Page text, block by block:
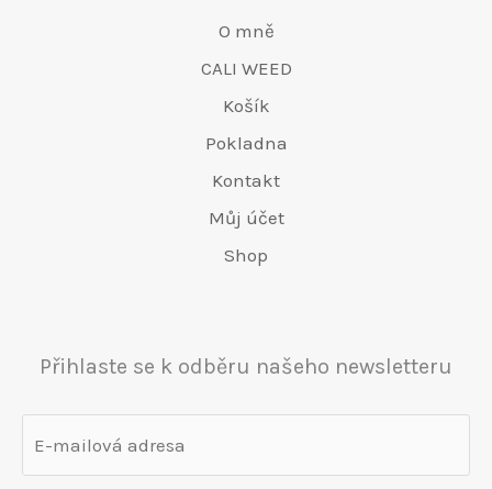
O mně
CALI WEED
Košík
Pokladna
Kontakt
Můj účet
Shop
Přihlaste se k odběru našeho newsletteru